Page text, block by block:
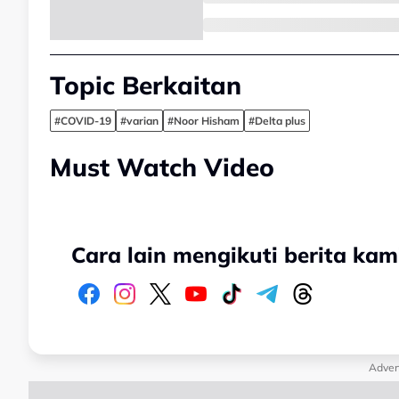
Topic Berkaitan
#COVID-19 #varian #Noor Hisham #Delta plus
Must Watch Video
Cara lain mengikuti berita